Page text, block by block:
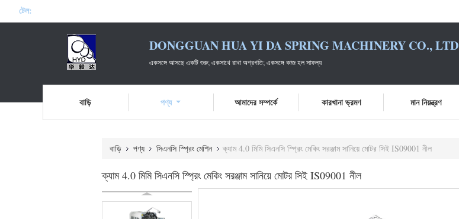
টেল:
DONGGUAN HUA YI DA SPRING MACHINERY CO., LTD
একসঙ্গে আসছে একটি শুরু; একসাথে রাখা অগ্রগতি; একসঙ্গে কাজ হল সাফল্য
বাড়ি পণ্য আমাদের সম্পর্কে কারখানা ভ্রমণ মান নিয়ন্ত্রণ
বাড়ি পণ্য সিএনসি স্প্রিং মেশিন ক্যাম 4.0 মিমি সিএনসি স্প্রিং মেকিং সরঞ্জাম সানিয়ে মোটর সিই IS09001 নীল
ক্যাম 4.0 মিমি সিএনসি স্প্রিং মেকিং সরঞ্জাম সানিয়ে মোটর সিই IS09001 নীল